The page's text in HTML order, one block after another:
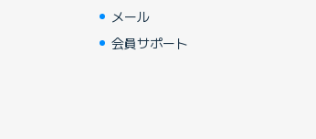
メール
会員サポート